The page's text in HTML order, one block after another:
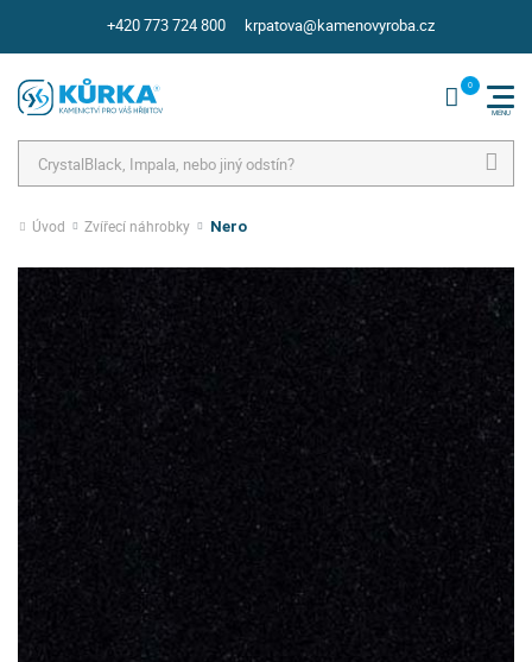
+420 773 724 800 krpatova@kamenovyroba.cz
Úvod Zvířecí náhrobky Nero